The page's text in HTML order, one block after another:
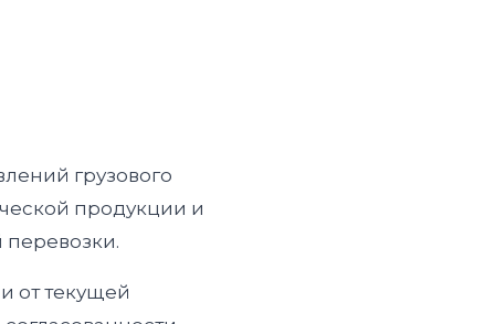
грузового
продукции и
перевозки.
от текущей